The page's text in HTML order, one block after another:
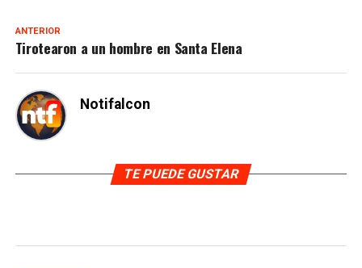
ANTERIOR
Tirotearon a un hombre en Santa Elena
Notifalcon
TE PUEDE GUSTAR